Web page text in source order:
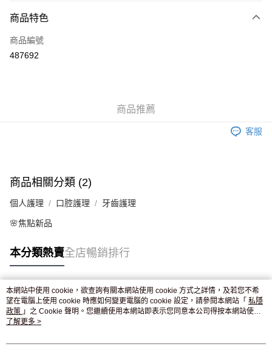
信用卡
Apple Pay
商品特色
商品編號
487692
商品推薦
客服
商品相關分類 (2)
個人護理 口腔護理 牙齒護理
🌸焦點新品
本分類熱賣全店暢銷排行
熱門標籤
熱銷排行
本網站中使用 cookie，欲查詢有關本網站使用 cookie 方式之詳情，及若您不希
望在電腦上使用 cookie 時應如何變更電腦的 cookie 設定，請參閱本網站「 私隱
政策 」之 Cookie 聲明。您繼續使用本網站即表示您同意本公司得按本網站使用
條款之 Cookie 聲明使用 cookie。
了解更多 >